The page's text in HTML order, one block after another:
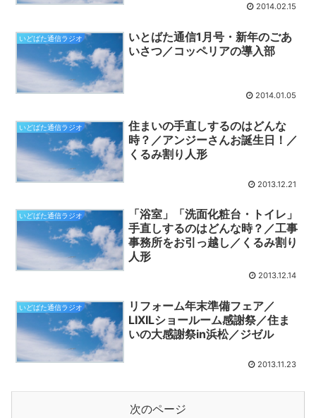
2014.02.15
いどばた通信ラジオ
いとばた通信1月号・新年のごあ
いさつ／コッペリアの導入部
2014.01.05
いどばた通信ラジオ
住まいの手直しするのはどんな
時？／アンジーさんお誕生日！／
くるみ割り人形
2013.12.21
いどばた通信ラジオ
「浴室」「洗面化粧台・トイレ」
手直しするのはどんな時？／工事
事務所をお引っ越し／くるみ割り
人形
2013.12.14
いどばた通信ラジオ
リフォーム年末準備フェア／
LIXILショールーム感謝祭／住ま
いの大感謝祭in浜松／ジゼル
2013.11.23
次のページ